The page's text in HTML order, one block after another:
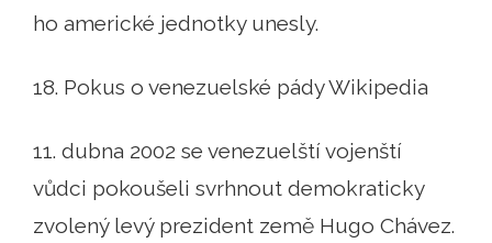
ho americké jednotky unesly.
18. Pokus o venezuelské pády Wikipedia
11. dubna 2002 se venezuelští vojenští
vůdci pokoušeli svrhnout demokraticky
zvolený levý prezident země Hugo Chávez.